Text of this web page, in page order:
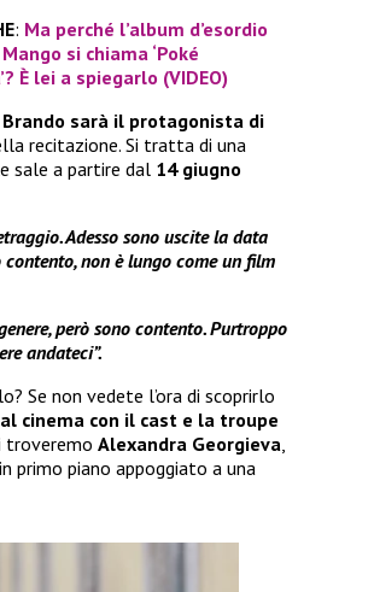
: Ma perché l’album d’esordio
si chiama ‘Poké
È lei a spiegarlo (VIDEO)
Brando sarà il protagonista di
recitazione. Si tratta di una
sale a partire dal 14 giugno
Adesso sono uscite la data
non è lungo come un film
però sono contento. Purtroppo
andateci”.
Se non vedete l’ora di scoprirlo
cinema con il cast e la troupe
troveremo Alexandra Georgieva,
primo piano appoggiato a una